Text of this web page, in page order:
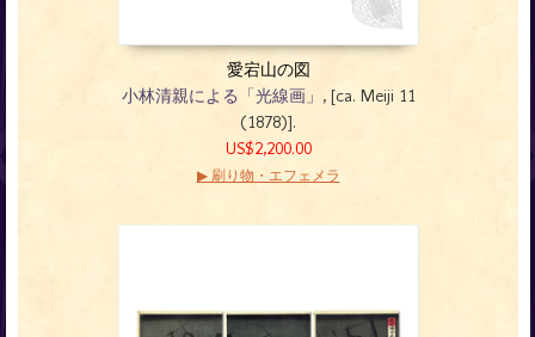
愛宕山の図
小林清親による「光線画」 , [ca. Meiji 11
(1878)].
US$2,200.00
▶ 刷り物・エフェメラ